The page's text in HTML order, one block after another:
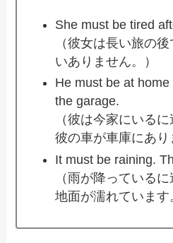
She must be tired
（彼女は長い旅の
いありません。）
He must be at
the garage.
（彼は今家にいる
彼の車が車庫にあり
It must be raining.
（雨が降っている
地面が濡れています